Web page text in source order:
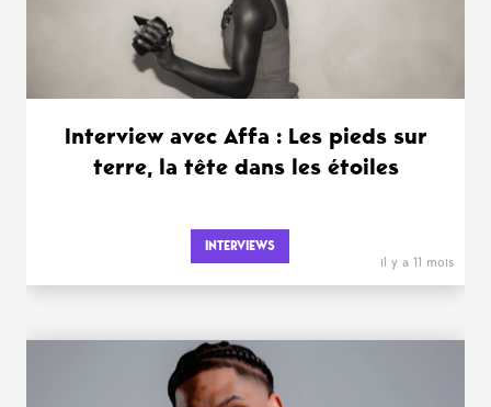
Interview avec Affa : Les pieds sur
terre, la tête dans les étoiles
INTERVIEWS
il y a 11 mois